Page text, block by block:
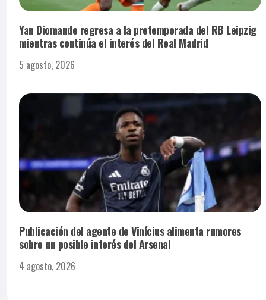
Yan Diomande regresa a la pretemporada del RB Leipzig
mientras continúa el interés del Real Madrid
5 agosto, 2026
Publicación del agente de Vinícius alimenta rumores
sobre un posible interés del Arsenal
4 agosto, 2026